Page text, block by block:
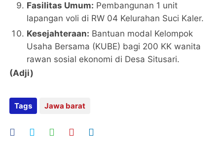
Fasilitas Umum: Pembangunan 1 unit
lapangan voli di RW 04 Kelurahan Suci Kaler.
Kesejahteraan: Bantuan modal Kelompok
Usaha Bersama (KUBE) bagi 200 KK wanita
rawan sosial ekonomi di Desa Situsari.
(Adji)
Tags Jawa barat